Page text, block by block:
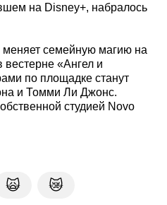
на Disney+, набралось
семейную магию на
вестерне «Ангел и
по площадке станут
и Томми Ли Джонс.
студией Novo
🙀 😿